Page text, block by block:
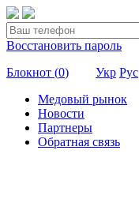
Восстановить пароль
Блокнот (0) Укр Рус
Медовый рынок
Новости
Партнеры
Обратная связь